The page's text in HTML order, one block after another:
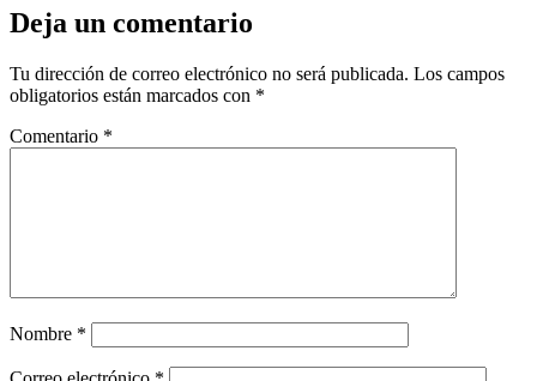
Deja un comentario
Tu dirección de correo electrónico no será publicada. Los campos
obligatorios están marcados con *
Comentario *
Nombre *